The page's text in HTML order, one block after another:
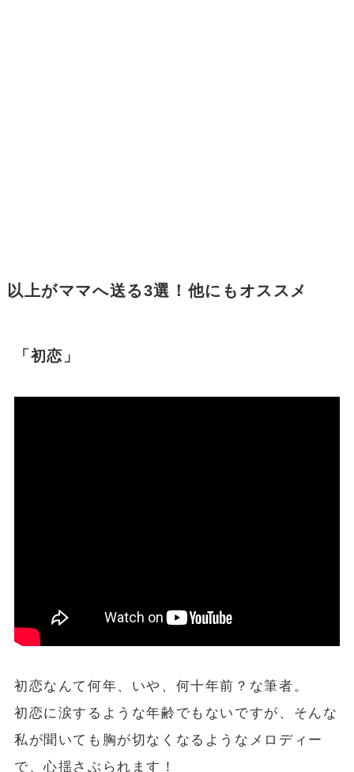
以上がママへ送る3選！他にもオススメ
「初恋」
初恋なんて何年、いや、何十年前？な筆者。
初恋に涙するような年齢でもないですが、そんな
私が聞いても胸が切なくなるようなメロディー
で、心揺さぶられます！